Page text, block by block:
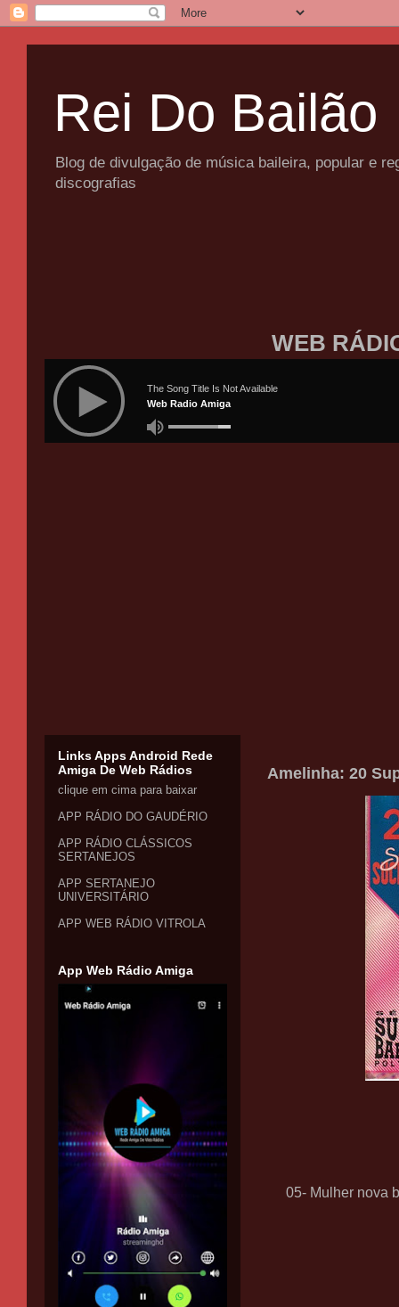
Rei Do Bailão
Blog de divulgação de música baileira, popular e
discografias
WEB
Amelinha: 20
05- Mulher nova
Links Apps Android Rede
Amiga De Web Rádios
clique em cima para baixar
APP RÁDIO DO GAUDÉRIO
APP RÁDIO CLÁSSICOS
SERTANEJOS
APP SERTANEJO
UNIVERSITÁRIO
APP WEB RÁDIO VITROLA
App Web Rádio Amiga